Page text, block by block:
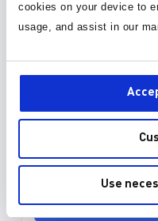
cookies on your device to
usage, and assist in our
Use
EDA model is
you